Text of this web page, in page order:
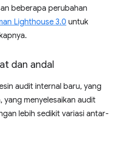
beberapa perubahan
Lighthouse 3.0 untuk
dan andal
audit internal baru, yang
yang menyelesaikan audit
lebih sedikit variasi antar-